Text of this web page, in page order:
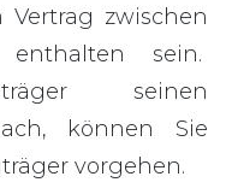
zwischen
sein.
seinen
können Sie
vorgehen.